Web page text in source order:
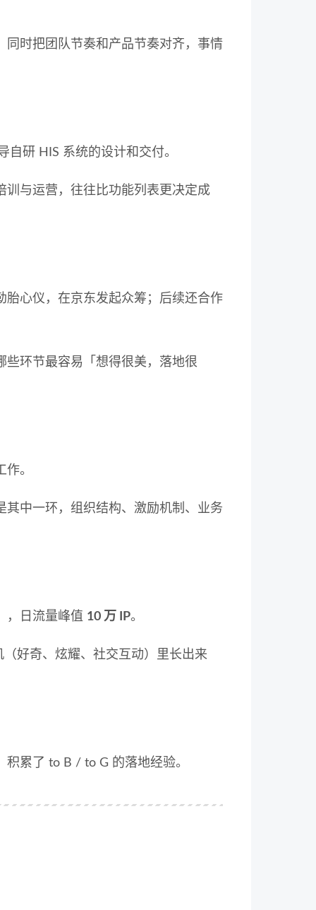
时把团队节奏和产品节奏对齐，事情
研 HIS 系统的设计和交付。
训与运营，往往比功能列表更决定成
心仪，在京东发起众筹；后续还合作
环节最容易「想得很美，落地很
。
中一环，组织结构、激励机制、业务
，日流量峰值 10 万 IP。
好奇、炫耀、社交互动）里长出来
累了 to B / to G 的落地经验。